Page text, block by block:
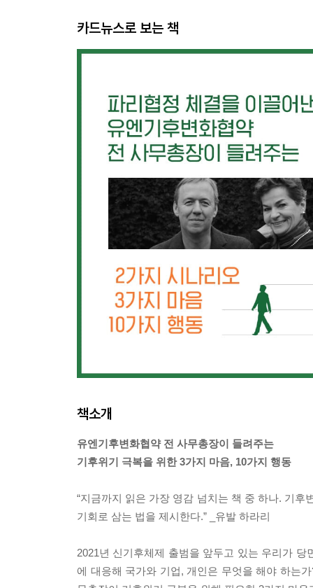
카드뉴스로 보는 책
책소개
유엔기후변화협약 전 사무총장이 들려주는
기후위기 극복을 위한 3가지 마음, 10가지 행동
“지금까지 읽은 가장 영감 넘치는 책 중 하나. 기
기회로 삼는 법을 제시한다.” _유발 하라리
2021년 신기후체제 출범을 앞두고 있는 우리가
에 대응해 국가와 기업, 개인은 무엇을 해야 하는